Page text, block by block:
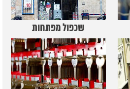
שכפול מפתחות